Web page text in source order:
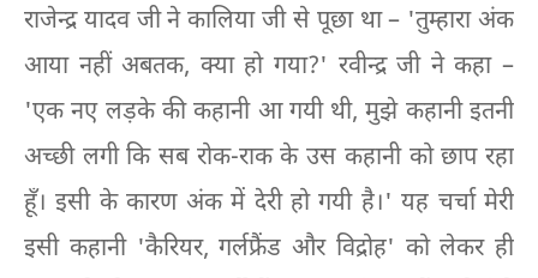
राजेन्द्र यादव जी ने कालिया जी से पूछा था – 'तुम्हारा अंक
आया नहीं अबतक, क्या हो गया?' रवीन्द्र जी ने कहा –
'एक नए लड़के की कहानी आ गयी थी, मुझे कहानी इतनी
अच्छी लगी कि सब रोक-राक के उस कहानी को छाप रहा
हूँ। इसी के कारण अंक में देरी हो गयी है।' यह चर्चा मेरी
इसी कहानी 'कैरियर, गर्लफ्रैंड और विद्रोह' को लेकर ही